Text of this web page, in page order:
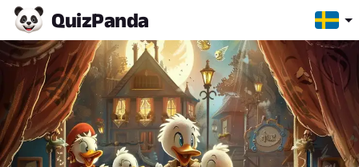
QuizPanda